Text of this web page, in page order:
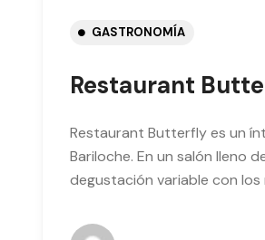
GASTRONOMÍA
Restaurant
Restaurant Butterfly es un
Bariloche. En un salón lleno
degustación variable con